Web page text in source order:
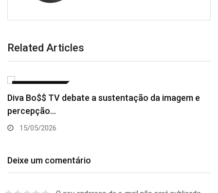
Related Articles
Diva Bo$$ TV debate a sustentação da imagem e
percepção…
15/05/2026
Deixe um comentário